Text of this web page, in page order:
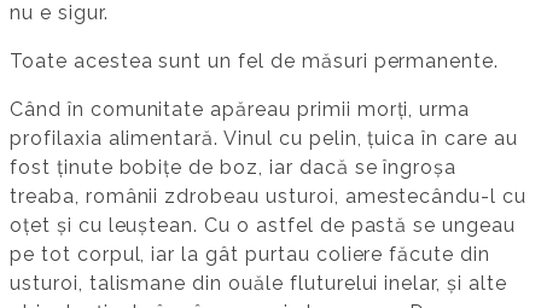
nu e sigur.
Toate acestea sunt un fel de măsuri permanente.
Când în comunitate apăreau primii morți, urma
profilaxia alimentară. Vinul cu pelin, țuica în care au
fost ținute bobițe de boz, iar dacă se îngroșa
treaba, românii zdrobeau usturoi, amestecându-l cu
oțet și cu leuștean. Cu o astfel de pastă se ungeau
pe tot corpul, iar la gât purtau coliere făcute din
usturoi, talismane din ouăle fluturelui inelar, și alte